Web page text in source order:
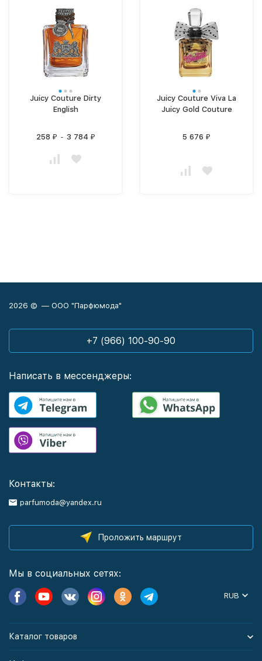
Juicy Couture Dirty
English
258 ₽ - 3 784 ₽
Juicy Couture Viva La
Juicy Gold Couture
5 676 ₽
2026 © — ООО "Парфюмода"
+7 (966) 100-90-90
Написать в мессенджеры:
Контакты:
parfumoda@yandex.ru
Проложить маршрут
Мы в социальных сетях:
RUB
Каталог товаров